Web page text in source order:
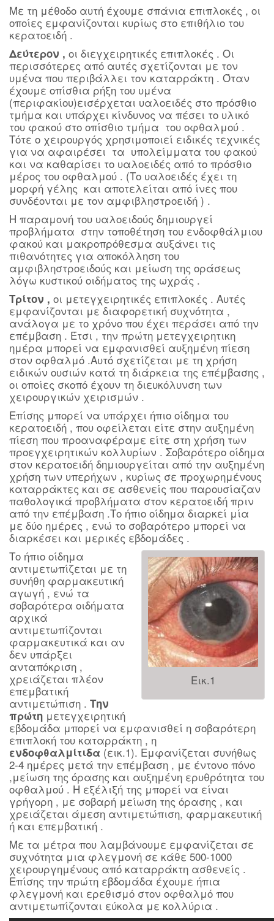
Με τη μέθοδο αυτή έχουμε σπάνια επιπλοκές , οι
οποίες εμφανίζονται κυρίως στο επιθήλιο του
κερατοειδή .
Δεύτερον , οι διεγχειρητικές επιπλοκές . Οι
περισσότερες από αυτές σχετίζονται με τον
υμένα που περιβάλλει τον καταρράκτη . Όταν
έχουμε οπίσθια ρήξη του υμένα
(περιφακίου)εισέρχεται υαλοειδές στο πρόσθιο
τμήμα και υπάρχει κίνδυνος να πέσει το υλικό
του φακού στο οπίσθιο τμήμα του οφθαλμού .
Τότε ο χειρουργός χρησιμοποιεί ειδικές τεχνικές
για να αφαιρέσει τα υπολείμματα του φακού
και να καθαρίσει το υαλοειδές από το πρόσθιο
μέρος του οφθαλμού . (Το υαλοειδές έχει τη
μορφή γέλης και αποτελείται από ίνες που
συνδέονται με τον αμφιβληστροειδή ) .
Η παραμονή του υαλοειδούς δημιουργεί
προβλήματα στην τοποθέτηση του ενδοφθάλμιου
φακού και μακροπρόθεσμα αυξάνει τις
πιθανότητες για αποκόλληση του
αμφιβληστροειδούς και μείωση της οράσεως
λόγω κυστικού οιδήματος της ωχράς .
Τρίτoν , οι μετεγχειρητικές επιπλοκές . Αυτές
εμφανίζονται με διαφορετική συχνότητα ,
ανάλογα με το χρόνο που έχει περάσει από την
επέμβαση . Έτσι , την πρώτη μετεγχειρητικη
ημέρα μπορεί να εμφανισθεί αυξημένη πίεση
στον οφθαλμό .Αυτό σχετίζεται με τη χρήση
ειδικών ουσιών κατά τη διάρκεια της επέμβασης ,
οι οποίες σκοπό έχουν τη διευκόλυνση των
χειρουργικών χειρισμών .
Επίσης μπορεί να υπάρχει ήπιο οίδημα του
κερατοειδή , που οφείλεται είτε στην αυξημένη
πίεση που προαναφέραμε είτε στη χρήση των
προεγχειρητικών κολλυρίων . Σοβαρότερο οίδημα
στον κερατοειδή δημιουργείται από την αυξημένη
χρήση των υπερήχων , κυρίως σε προχωρημένους
καταρράκτες και σε ασθενείς που παρουσίαζαν
παθολογικά προβλήματα στον κερατοειδή πριν
από την επέμβαση .Το ήπιο οίδημα διαρκεί μία
με δύο ημέρες , ενώ το σοβαρότερο μπορεί να
διαρκέσει και μερικές εβδομάδες .
Εικ.1
Το ήπιο οίδημα
αντιμετωπίζεται με τη
συνήθη φαρμακευτική
αγωγή , ενώ τα
σοβαρότερα οιδήματα
αρχικά
αντιμετωπίζονται
φαρμακευτικά και αν
δεν υπάρξει
ανταπόκριση ,
χρειάζεται πλέον
επεμβατική
αντιμετώπιση . Την
πρώτη μετεγχειρητική
εβδομάδα μπορεί να εμφανισθεί η σοβαρότερη
επιπλοκή του καταρράκτη , η
ενδοφθαλμίτιδα (εικ.1). Εμφανίζεται συνήθως
2-4 ημέρες μετά την επέμβαση , με έντονο πόνο
,μείωση της όρασης και αυξημένη ερυθρότητα του
οφθαλμού . Η εξέλιξή της μπορεί να είναι
γρήγορη , με σοβαρή μείωση της όρασης , και
χρειάζεται άμεση αντιμετώπιση, φαρμακευτική
ή και επεμβατική .
Με τα μέτρα που λαμβάνουμε εμφανίζεται σε
συχνότητα μια φλεγμονή σε κάθε 500-1000
χειρουργημένους από καταρράκτη ασθενείς .
Επίσης την πρώτη εβδομάδα έχουμε ήπια
φλεγμονή και ερεθισμό στον οφθαλμό που
αντιμετωπίζονται εύκολα με κολλύρια .